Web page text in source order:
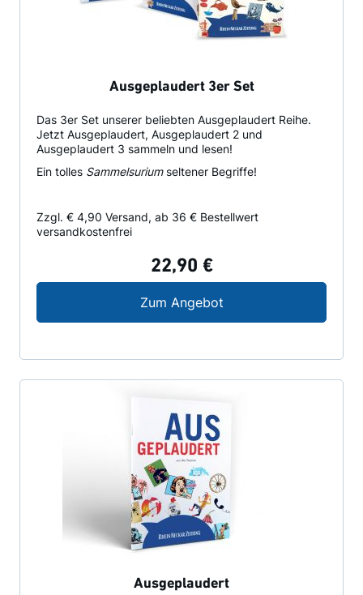
Ausgeplaudert 3er Set
Das 3er Set unserer beliebten Ausgeplaudert Reihe.
Jetzt Ausgeplaudert, Ausgeplaudert 2 und
Ausgeplaudert 3 sammeln und lesen!
Ein tolles Sammelsuriumseltener Begriffe!
Zzgl. € 4,90 Versand, ab 36 € Bestellwert
versandkostenfrei
22,90 €
Zum AngebotAusgeplaudert 3er Set
Ausgeplaudert